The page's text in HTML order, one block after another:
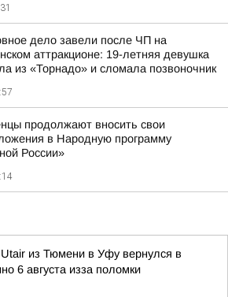
дело завели после ЧП на
аттракционе: 19-летняя девушка
из «Торнадо» и сломала позвоночник
продолжают вносить свои
в Народную программу
России»
из Тюмени в Уфу вернулся в
6 августа изза поломки